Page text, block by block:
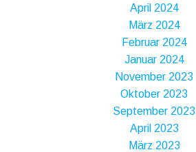
April 2024
März 2024
Februar 2024
Januar 2024
November 2023
Oktober 2023
September 2023
April 2023
März 2023